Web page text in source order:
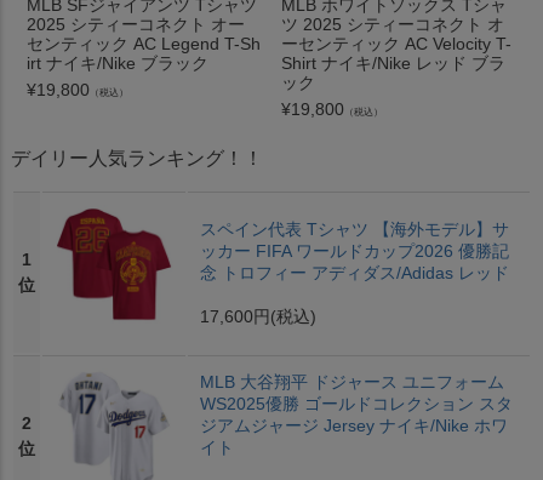
MLB SFジャイアンツ Tシャツ
2025 シティーコネクト オー
センティック AC Legend T-Sh
irt ナイキ/Nike ブラック
¥19,800 （税込）
MLB ホワイトソックス Tシャ
ツ 2025 シティーコネクト オ
ーセンティック AC Velocity T-
Shirt ナイキ/Nike レッド ブラ
ック
¥19,800 （税込）
デイリー人気ランキング！！
1
位
スペイン代表 Tシャツ 【海外モデル】サ
ッカー FIFA ワールドカップ2026 優勝記
念 トロフィー アディダス/Adidas レッド
17,600円 (税込)
2
位
MLB 大谷翔平 ドジャース ユニフォーム
WS2025優勝 ゴールドコレクション スタ
ジアムジャージ Jersey ナイキ/Nike ホワ
イト